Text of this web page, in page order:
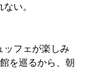
い。
ッフェが楽しみ
を巡るから、朝